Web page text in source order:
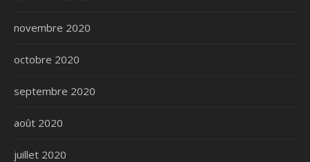
novembre 2020
octobre 2020
septembre 2020
août 2020
juillet 2020